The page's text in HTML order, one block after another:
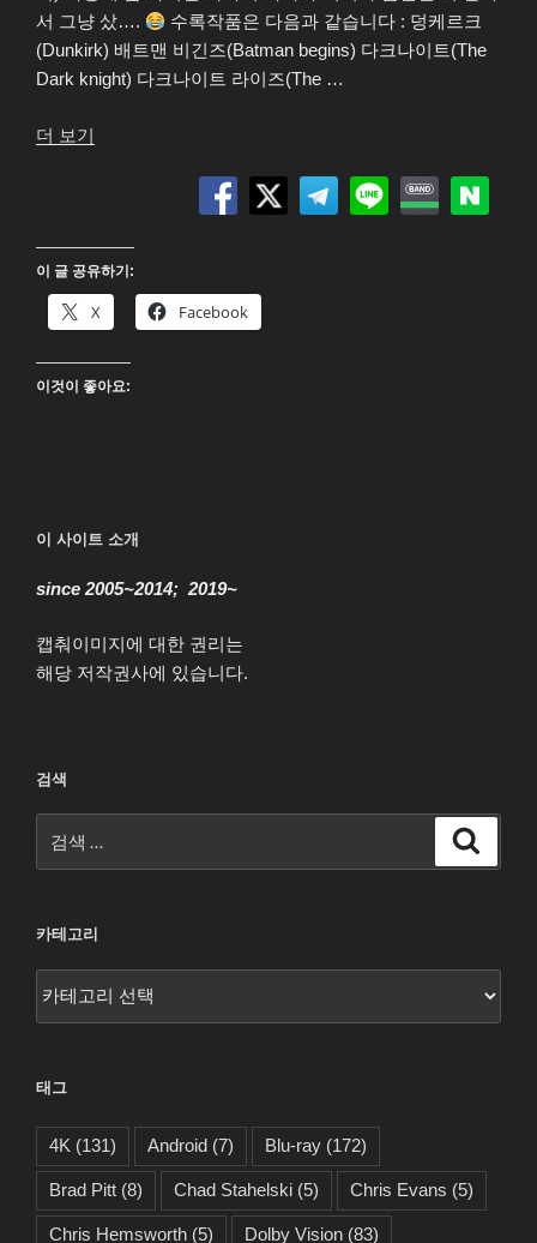
서 그냥 샀….
수록작품은 다음과 같습니다 : 덩케르크
(Dunkirk) 배트맨 비긴즈(Batman begins) 다크나이트(The
Dark knight) 다크나이트 라이즈(The …
더 보기
이 글 공유하기:
X Facebook
이것이 좋아요:
이 사이트 소개
since 2005~2014; 2019~
캡춰이미지에 대한 권리는
해당 저작권사에 있습니다.
검색
색:
카테고리
태그
4K (131) Android (7) Blu-ray (172)
Brad Pitt (8) Chad Stahelski (5) Chris Evans (5)
Chris Hemsworth (5) Dolby Vision (83)